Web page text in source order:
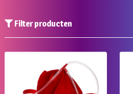
Filter producten